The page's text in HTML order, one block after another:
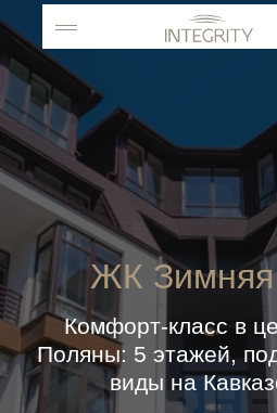
ЖК Зимняя
Комфорт-класс в
Поляны: 5 этажей,
виды на